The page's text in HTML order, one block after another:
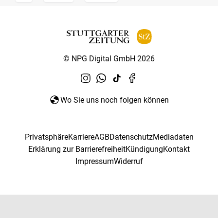
© NPG Digital GmbH 2026
Wo Sie uns noch folgen können
PrivatsphäreKarriereAGBDatenschutzMediadaten
Erklärung zur BarrierefreiheitKündigungKontakt
ImpressumWiderruf